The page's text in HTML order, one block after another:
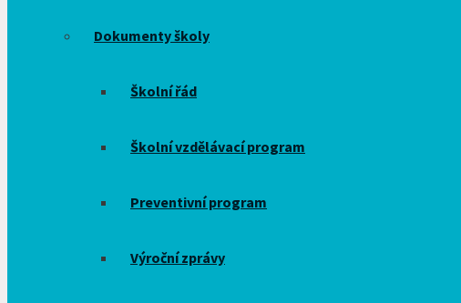
Dokumenty školy
Školní řád
Školní vzdělávací program
Preventivní program
Výroční zprávy